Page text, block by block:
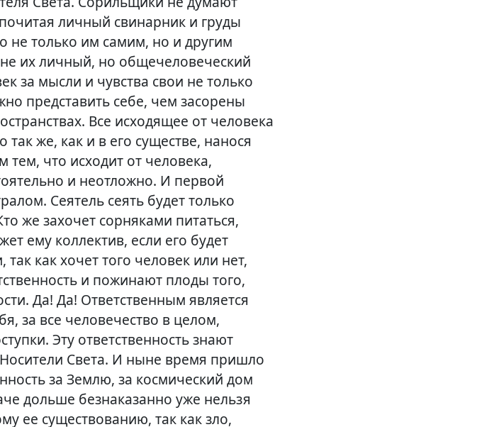
личный свинарник и груды
не только им самим, но и другим
их личный, но общечеловеческий
за мысли и чувства свои не только
представить себе, чем засорены
Все исходящее от человека
же, как и в его существе, нанося
тем, что исходит от человека,
и неотложно. И первой
Сеятель сеять будет только
же захочет сорняками питаться,
ему коллектив, если его будет
как хочет того человек или нет,
и пожинают плоды того,
Да! Да! Ответственным является
за все человечество в целом,
Эту ответственность знают
Носители Света. И ныне время пришло
за Землю, за космический дом
дольше безнаказанно уже нельзя
ее существованию, так как зло,